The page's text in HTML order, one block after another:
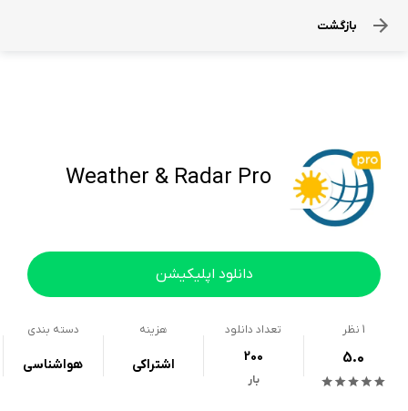
بازگشت
Weather & Radar Pro
دانلود اپلیکیشن
1 نظر
5.0
تعداد دانلود
200
بار
هزینه
اشتراکی
دسته بندی
هواشناسی